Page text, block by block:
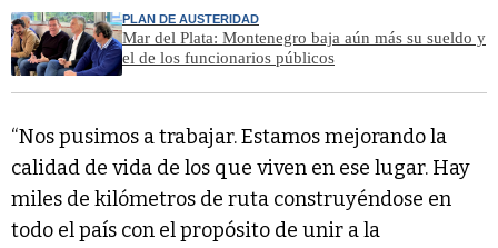
PLAN DE AUSTERIDAD
Mar del Plata: Montenegro baja aún más su sueldo y
el de los funcionarios públicos
“Nos pusimos a trabajar. Estamos mejorando la
calidad de vida de los que viven en ese lugar. Hay
miles de kilómetros de ruta construyéndose en
todo el país con el propósito de unir a la